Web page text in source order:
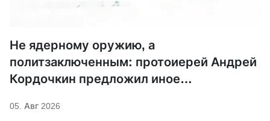
Не ядерному оружию, а
политзаключенным: протоиерей Андрей
Кордочкин предложил иное
Саровского
05. Авг 2026